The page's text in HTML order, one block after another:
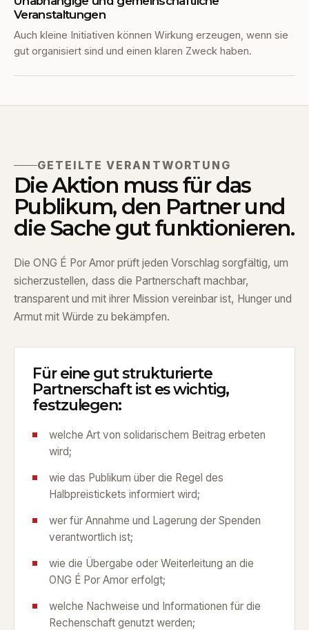
Veranstaltungen
Auch kleine Initiativen können Wirkung erzeugen, wenn sie
gut organisiert sind und einen klaren Zweck haben.
GETEILTE VERANTWORTUNG
Die Aktion muss für das
Publikum, den Partner und
die Sache gut funktionieren.
Die ONG É Por Amor prüft jeden Vorschlag sorgfältig, um
sicherzustellen, dass die Partnerschaft machbar,
transparent und mit ihrer Mission vereinbar ist, Hunger und
Armut mit Würde zu bekämpfen.
Für eine gut strukturierte
Partnerschaft ist es wichtig,
festzulegen:
welche Art von solidarischem Beitrag erbeten
wird;
wie das Publikum über die Regel des
Halbpreistickets informiert wird;
wer für Annahme und Lagerung der Spenden
verantwortlich ist;
wie die Übergabe oder Weiterleitung an die
ONG É Por Amor erfolgt;
welche Nachweise und Informationen für die
Rechenschaft genutzt werden;